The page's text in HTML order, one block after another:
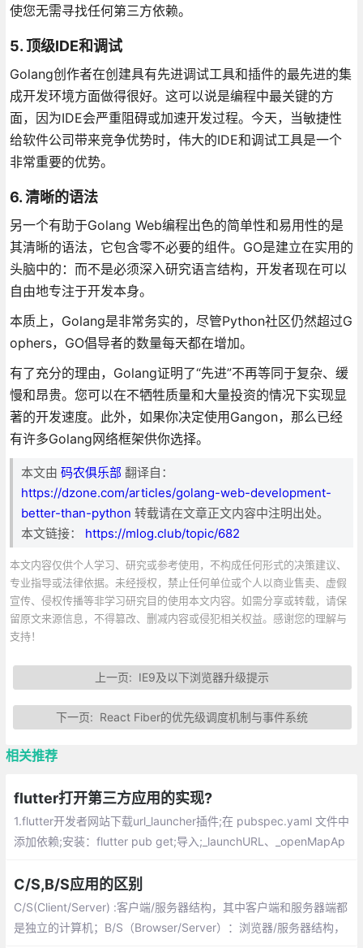
使您无需寻找任何第三方依赖。
5. 顶级IDE和调试
Golang创作者在创建具有先进调试工具和插件的最先进的集
成开发环境方面做得很好。这可以说是编程中最关键的方
面，因为IDE会严重阻碍或加速开发过程。今天，当敏捷性
给软件公司带来竞争优势时，伟大的IDE和调试工具是一个
非常重要的优势。
6. 清晰的语法
另一个有助于Golang Web编程出色的简单性和易用性的是
其清晰的语法，它包含零不必要的组件。GO是建立在实用的
头脑中的：而不是必须深入研究语言结构，开发者现在可以
自由地专注于开发本身。
本质上，Golang是非常务实的，尽管Python社区仍然超过G
ophers，GO倡导者的数量每天都在增加。
有了充分的理由，Golang证明了“先进”不再等同于复杂、缓
慢和昂贵。您可以在不牺牲质量和大量投资的情况下实现显
著的开发速度。此外，如果你决定使用Gangon，那么已经
有许多Golang网络框架供你选择。
本文由 码农俱乐部 翻译自：
https://dzone.com/articles/golang-web-development-
better-than-python 转载请在文章正文内容中注明出处。
本文链接： https://mlog.club/topic/682
本文内容仅供个人学习、研究或参考使用，不构成任何形式的决策建议、
专业指导或法律依据。未经授权，禁止任何单位或个人以商业售卖、虚假
宣传、侵权传播等非学习研究目的使用本文内容。如需分享或转载，请保
留原文来源信息，不得篡改、删减内容或侵犯相关权益。感谢您的理解与
支持！
上一页: IE9及以下浏览器升级提示
下一页: React Fiber的优先级调度机制与事件系统
相关推荐
flutter打开第三方应用的实现?
1.flutter开发者网站下载url_launcher插件;在 pubspec.yaml 文件中
添加依赖;安装：flutter pub get;导入;_launchURL、_openMapAp
C/S,B/S应用的区别
C/S(Client/Server) :客户端/服务器结构，其中客户端和服务器端都
是独立的计算机；B/S（Browser/Server）：浏览器/服务器结构，